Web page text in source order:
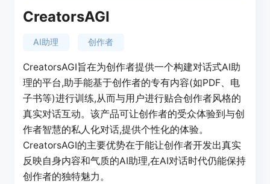
CreatorsAGI
AI助理 创作者
CreatorsAGI旨在为创作者提供一个构建对话式AI助
理的平台,助手能基于创作者的专有内容(如PDF、电
子书等)进行训练,从而与用户进行贴合创作者风格的
真实对话互动。该产品可让创作者的受众体验到与创
作者智慧的私人化对话,提供个性化的体验。
CreatorsAGI的主要优势在于能让创作者开发出真实
反映自身内容和气质的AI助理,在AI对话时代仍能保持
创作者的独特魅力。